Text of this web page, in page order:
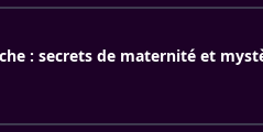
: secrets de maternité et